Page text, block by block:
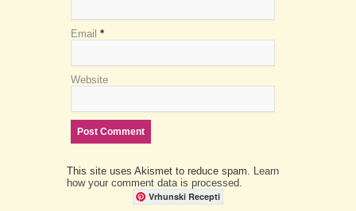
Email *
Website
This site uses Akismet to reduce spam. Learn
how your comment data is processed.
Vrhunski Recepti